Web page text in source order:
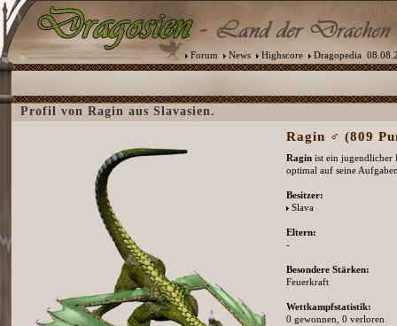
Forum News Highscore Dragopedia
Profil von Ragin aus Slavasien.
Ragin ♂ (809
Ragin ist ein jugendlicher
optimal auf seine
Besitzer:
Slava
Eltern:
-
Besondere Stärken:
Feuerkraft
Wettkampfstatistik:
0 gewonnen, 0 verloren